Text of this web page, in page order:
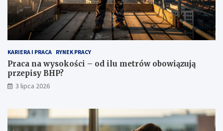
KARIERA I PRACA RYNEK PRACY
Praca na wysokości – od ilu metrów obowiązują
przepisy BHP?
3 lipca 2026